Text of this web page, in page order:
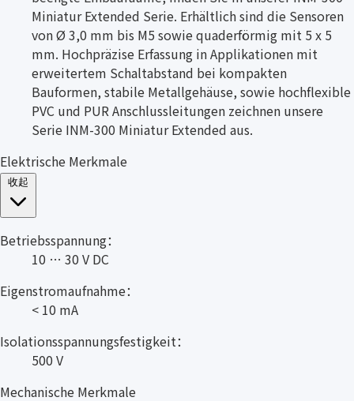
Miniatur Extended Serie. Erhältlich sind die Sensoren
von Ø 3,0 mm bis M5 sowie quaderförmig mit 5 x 5
mm. Hochpräzise Erfassung in Applikationen mit
erweitertem Schaltabstand bei kompakten
Bauformen, stabile Metallgehäuse, sowie hochflexible
PVC und PUR Anschlussleitungen zeichnen unsere
Serie INM-300 Miniatur Extended aus.
Elektrische Merkmale
Betriebsspannung：
10 … 30 V DC
Eigenstromaufnahme：
< 10 mA
Isolationsspannungsfestigkeit：
500 V
Mechanische Merkmale